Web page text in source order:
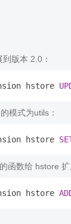
版本 2.0：
hstore
模式为utils：
hstore
函数给 hstore 扩
hstore